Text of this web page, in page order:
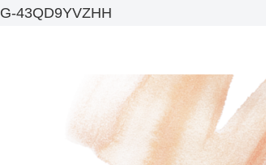
G-43QD9YVZHH